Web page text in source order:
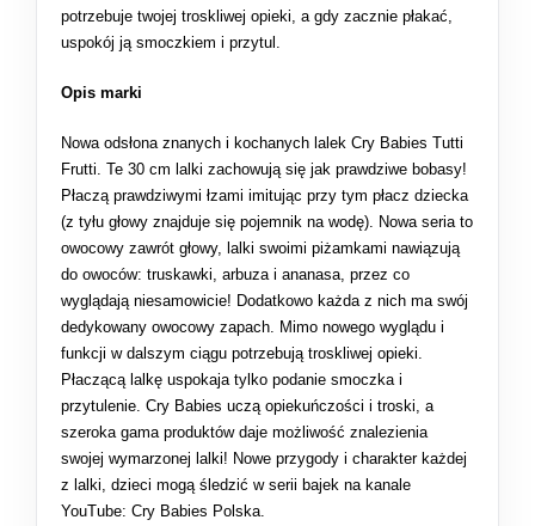
potrzebuje twojej troskliwej opieki, a gdy zacznie płakać,
uspokój ją smoczkiem i przytul.
Opis marki
Nowa odsłona znanych i kochanych lalek Cry Babies Tutti
Frutti. Te 30 cm lalki zachowują się jak prawdziwe bobasy!
Płaczą prawdziwymi łzami imitując przy tym płacz dziecka
(z tyłu głowy znajduje się pojemnik na wodę). Nowa seria to
owocowy zawrót głowy, lalki swoimi piżamkami nawiązują
do owoców: truskawki, arbuza i ananasa, przez co
wyglądają niesamowicie! Dodatkowo każda z nich ma swój
dedykowany owocowy zapach. Mimo nowego wyglądu i
funkcji w dalszym ciągu potrzebują troskliwej opieki.
Płaczącą lalkę uspokaja tylko podanie smoczka i
przytulenie. Cry Babies uczą opiekuńczości i troski, a
szeroka gama produktów daje możliwość znalezienia
swojej wymarzonej lalki! Nowe przygody i charakter każdej
z lalki, dzieci mogą śledzić w serii bajek na kanale
YouTube: Cry Babies Polska.